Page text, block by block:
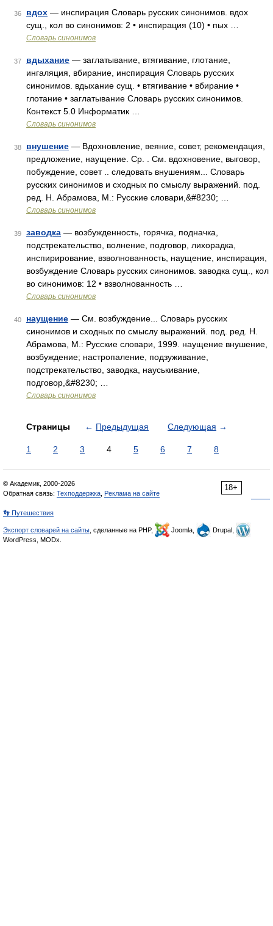
36 вдох — инспирация Словарь русских синонимов. вдох
сущ., кол во синонимов: 2 • инспирация (10) • пых …
Словарь синонимов
37 вдыхание — заглатывание, втягивание, глотание,
ингаляция, вбирание, инспирация Словарь русских
синонимов. вдыхание сущ. • втягивание • вбирание •
глотание • заглатывание Словарь русских синонимов.
Контекст 5.0 Информатик …
Словарь синонимов
38 внушение — Вдохновление, веяние, совет, рекомендация,
предложение, наущение. Ср. . См. вдохновение, выговор,
побуждение, совет .. следовать внушениям... Словарь
русских синонимов и сходных по смыслу выражений. под.
ред. Н. Абрамова, М.: Русские словари,&#8230; …
Словарь синонимов
39 заводка — возбужденность, горячка, подначка,
подстрекательство, волнение, подговор, лихорадка,
инспирирование, взволнованность, наущение, инспирация,
возбуждение Словарь русских синонимов. заводка сущ., кол
во синонимов: 12 • взволнованность …
Словарь синонимов
40 наущение — См. возбуждение... Словарь русских
синонимов и сходных по смыслу выражений. под. ред. Н.
Абрамова, М.: Русские словари, 1999. наущение внушение,
возбуждение; настропаление, подзуживание,
подстрекательство, заводка, науськивание,
подговор,&#8230; …
Словарь синонимов
Страницы ← Предыдущая Следующая →
1 2 3 4 5 6 7 8
18+
© Академик, 2000-2026
Обратная связь: Техподдержка Реклама на сайте
👣 Путешествия
Экспорт словарей на сайты , сделанные на PHP, Joomla,
Drupal,
WordPress, MODx.